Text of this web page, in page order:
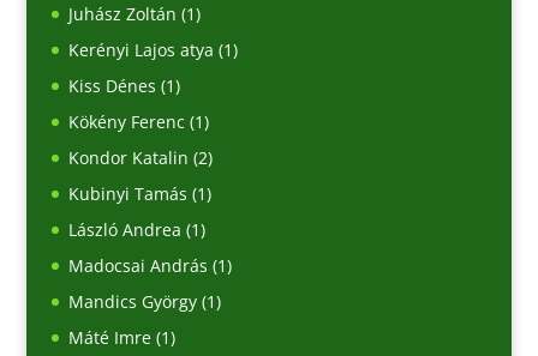
Juhász Zoltán (1)
Kerényi Lajos atya (1)
Kiss Dénes (1)
Kökény Ferenc (1)
Kondor Katalin (2)
Kubinyi Tamás (1)
László Andrea (1)
Madocsai András (1)
Mandics György(1)
Máté Imre(1)